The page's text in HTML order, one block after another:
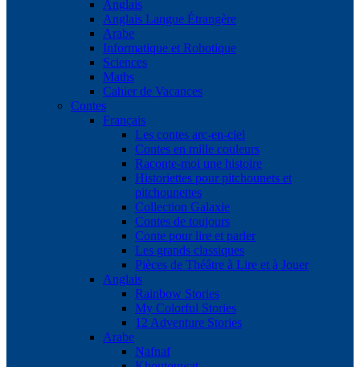
Anglais
Anglais Langue Étrangère
Arabe
Informatique et Robotique
Sciences
Maths
Cahier de Vacances
Contes
Français
Les contes arc-en-ciel
Contes en mille couleurs
Raconte-moi une histoire
Historiettes pour pitchounets et
pitchounettes
Collection Galaxie
Contes de toujours
Conte pour lire et parler
Les grands classiques
Pièces de Théâtre à Lire et à Jouer
Anglais
Rainbow Stories
My Colorful Stories
12 Adventure Stories
Arabe
Nafnaf